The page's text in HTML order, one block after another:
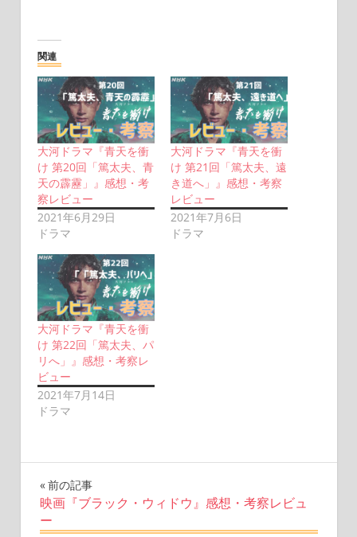
関連
大河ドラマ『青天を衝
け 第20回「篤太夫、青
天の霹靂」』感想・考
察レビュー
2021年6月29日
ドラマ
大河ドラマ『青天を衝
け 第21回「篤太夫、遠
き道へ」』感想・考察
レビュー
2021年7月6日
ドラマ
大河ドラマ『青天を衝
け 第22回「篤太夫、パ
リへ」』感想・考察レ
ビュー
2021年7月14日
ドラマ
投
稿
前の記事
映画『ブラック・ウィドウ』感想・考察レビュ
ー